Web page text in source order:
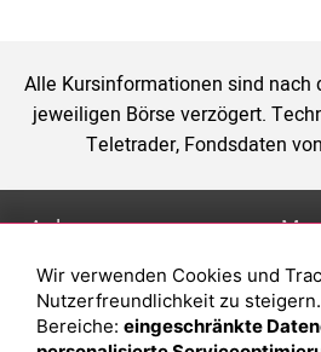
Alle Kursinformationen sind nach
jeweiligen Börse verzögert.
Teletrader, Fondsdaten
Anlage
Depot eröffnen
Depot vergleichen
Wir verwenden Cookies und
Nutzerfreundlichkeit zu
Bereiche: eingeschränkte